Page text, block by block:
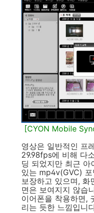
[CYON Mobile
영상은 일반적인 프
29.98fps에 비해 다
딩 되었지만 최근 아
있는 mp4v(GVC)
보장하고 있으며, 화
면은 보여지지 않습
이어폰을 착용하면,
리는 듯한 느낌입니